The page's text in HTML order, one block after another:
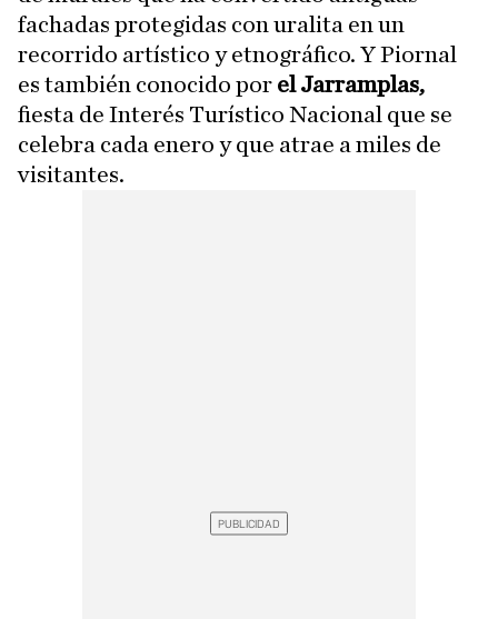
fachadas protegidas con uralita en un
recorrido artístico y etnográfico. Y Piornal
es también conocido por el Jarramplas,
fiesta de Interés Turístico Nacional que se
celebra cada enero y que atrae a miles de
visitantes.